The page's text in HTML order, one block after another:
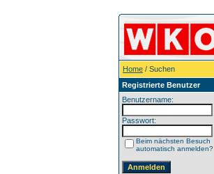
Home / Suchen
Registrierte Benutzer
Benutzername:
Passwort:
Beim nächsten Besuch
automatisch anmelden?